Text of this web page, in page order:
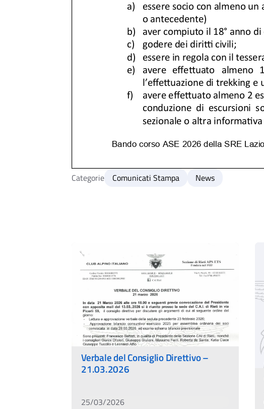
Categorie Comunicati Stampa News
Verbale del Consiglio Direttivo –
21.03.2026
25/03/2026